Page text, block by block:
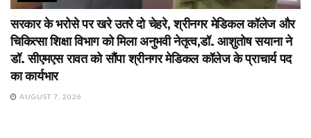
सरकार के भरोसे पर खरे उतरे दो चेहरे, श्रीनगर मेडिकल कॉलेज और
चिकित्सा शिक्षा विभाग को मिला अनुभवी नेतृत्व,डॉ. आशुतोष सयाना ने
डॉ. सीएमएस रावत को सौंपा श्रीनगर मेडिकल कॉलेज के प्राचार्य पद
का कार्यभार
AUGUST 7, 2026